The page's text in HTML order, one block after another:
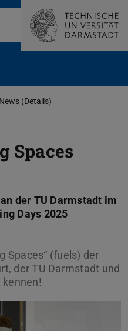
News (Details)
Spaces
der TU Darmstadt im
Days 2025
Spaces“ (fuels) der
der TU Darmstadt und